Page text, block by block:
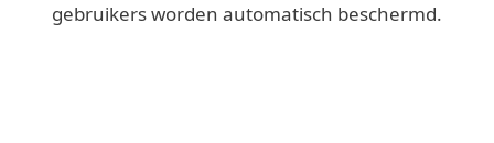
gebruikers worden automatisch beschermd.